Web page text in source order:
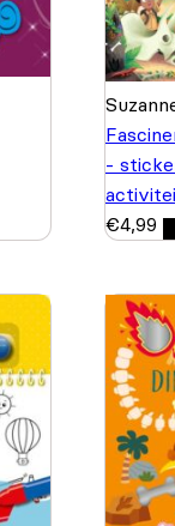
-
€4,99